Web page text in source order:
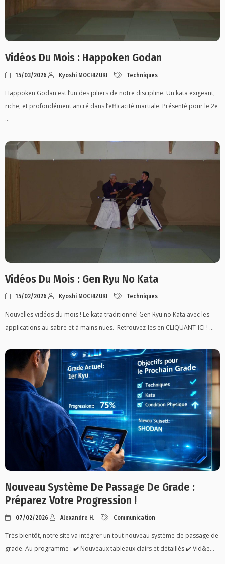
Vidéos Du Mois : Happoken Godan
15/03/2026 Kyoshi MOCHIZUKI Techniques
Happoken Godan est l’un des piliers de notre discipline. Un kata exigeant,
riche, et profondément ancré dans l’efficacité martiale. Présenté pour le 2e
...
Vidéos Du Mois : Gen Ryu No Kata
15/02/2026 Kyoshi MOCHIZUKI Techniques
Nouvelles vidéos du mois ! Le kata traditionnel Gen Ryu no Kata avec les
applications au sabre et à mains nues. Retrouvez-les en CLIQUANT-ICI ! ...
Nouveau Système De Passage De Grade :
Préparez Votre Progression !
07/02/2026 Alexandre H. Communication
Très bientôt, notre site va intégrer un tout nouveau système de passage de
grade. Au programme : ✔️ Nouveaux tableaux clairs et détaillés ✔️ Vid&e...